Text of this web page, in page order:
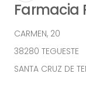
Farmacia
CARMEN, 20
38280 TEGUESTE
SANTA CRUZ DE